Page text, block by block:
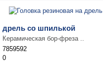
дрель со шпилькой
Керамическая бор-фреза ..
7859592
0